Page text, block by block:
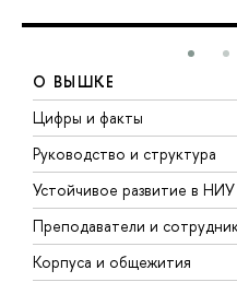
О ВЫШКЕ
Цифры и факты
Руководство и структура
Устойчивое развитие в
Преподаватели и
Корпуса и общежития